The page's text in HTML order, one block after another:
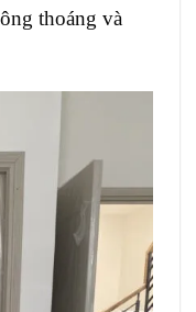
thoáng và